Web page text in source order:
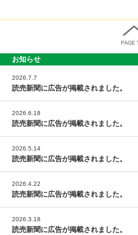
お知らせ
2026.7.7
読売新聞に広告が掲載されました。
2026.6.18
読売新聞に広告が掲載されました。
2026.5.14
読売新聞に広告が掲載されました。
2026.4.22
読売新聞に広告が掲載されました。
2026.3.18
読売新聞に広告が掲載されました。
PAGE TOP